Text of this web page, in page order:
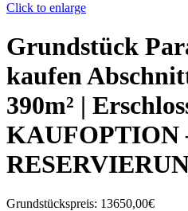
Click to enlarge
Grundstück
kaufen
390m² |
KAUFOPTION
Grundstückspreis: 13650,00€